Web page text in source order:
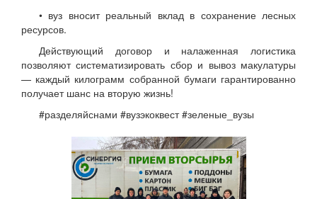
• вуз вносит реальный вклад в сохранение лесных
ресурсов.
Действующий договор и налаженная логистика
позволяют систематизировать сбор и вывоз макулатуры
— каждый килограмм собранной бумаги гарантированно
получает шанс на вторую жизнь!
#разделяйснами #вузэкоквест #зеленые_вузы